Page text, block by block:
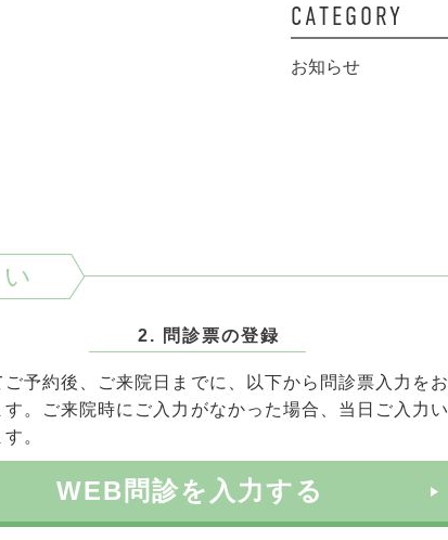
CATEGORY
お知らせ
2. 問診票の登録
ご予約後、ご来院日までに、以下から問診票入力をお
す。ご来院時にご入力がなかった場合、当日ご入力い
。
WEB問診を入力する